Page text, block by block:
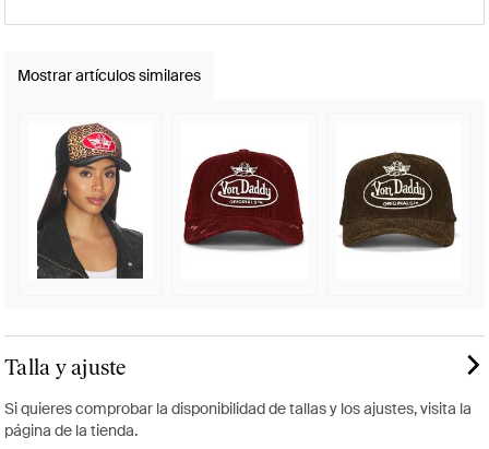
Mostrar artículos similares
Talla y ajuste
Si quieres comprobar la disponibilidad de tallas y los ajustes, visita la
página de la tienda.